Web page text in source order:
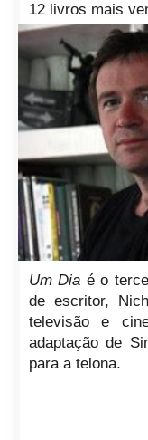
12 livros mais
Um Dia é o
de escritor,
televisão e
adaptação de
para a telona.